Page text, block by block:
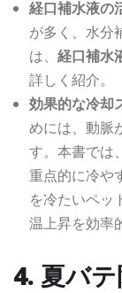
経口補水液の
が多く、水分
は、 経口補水
詳しく紹介。
効果的な冷却
めには、動脈
す。本書では、
重点的に冷や
を冷たいペッ
温上昇を効率
4. 夏バ